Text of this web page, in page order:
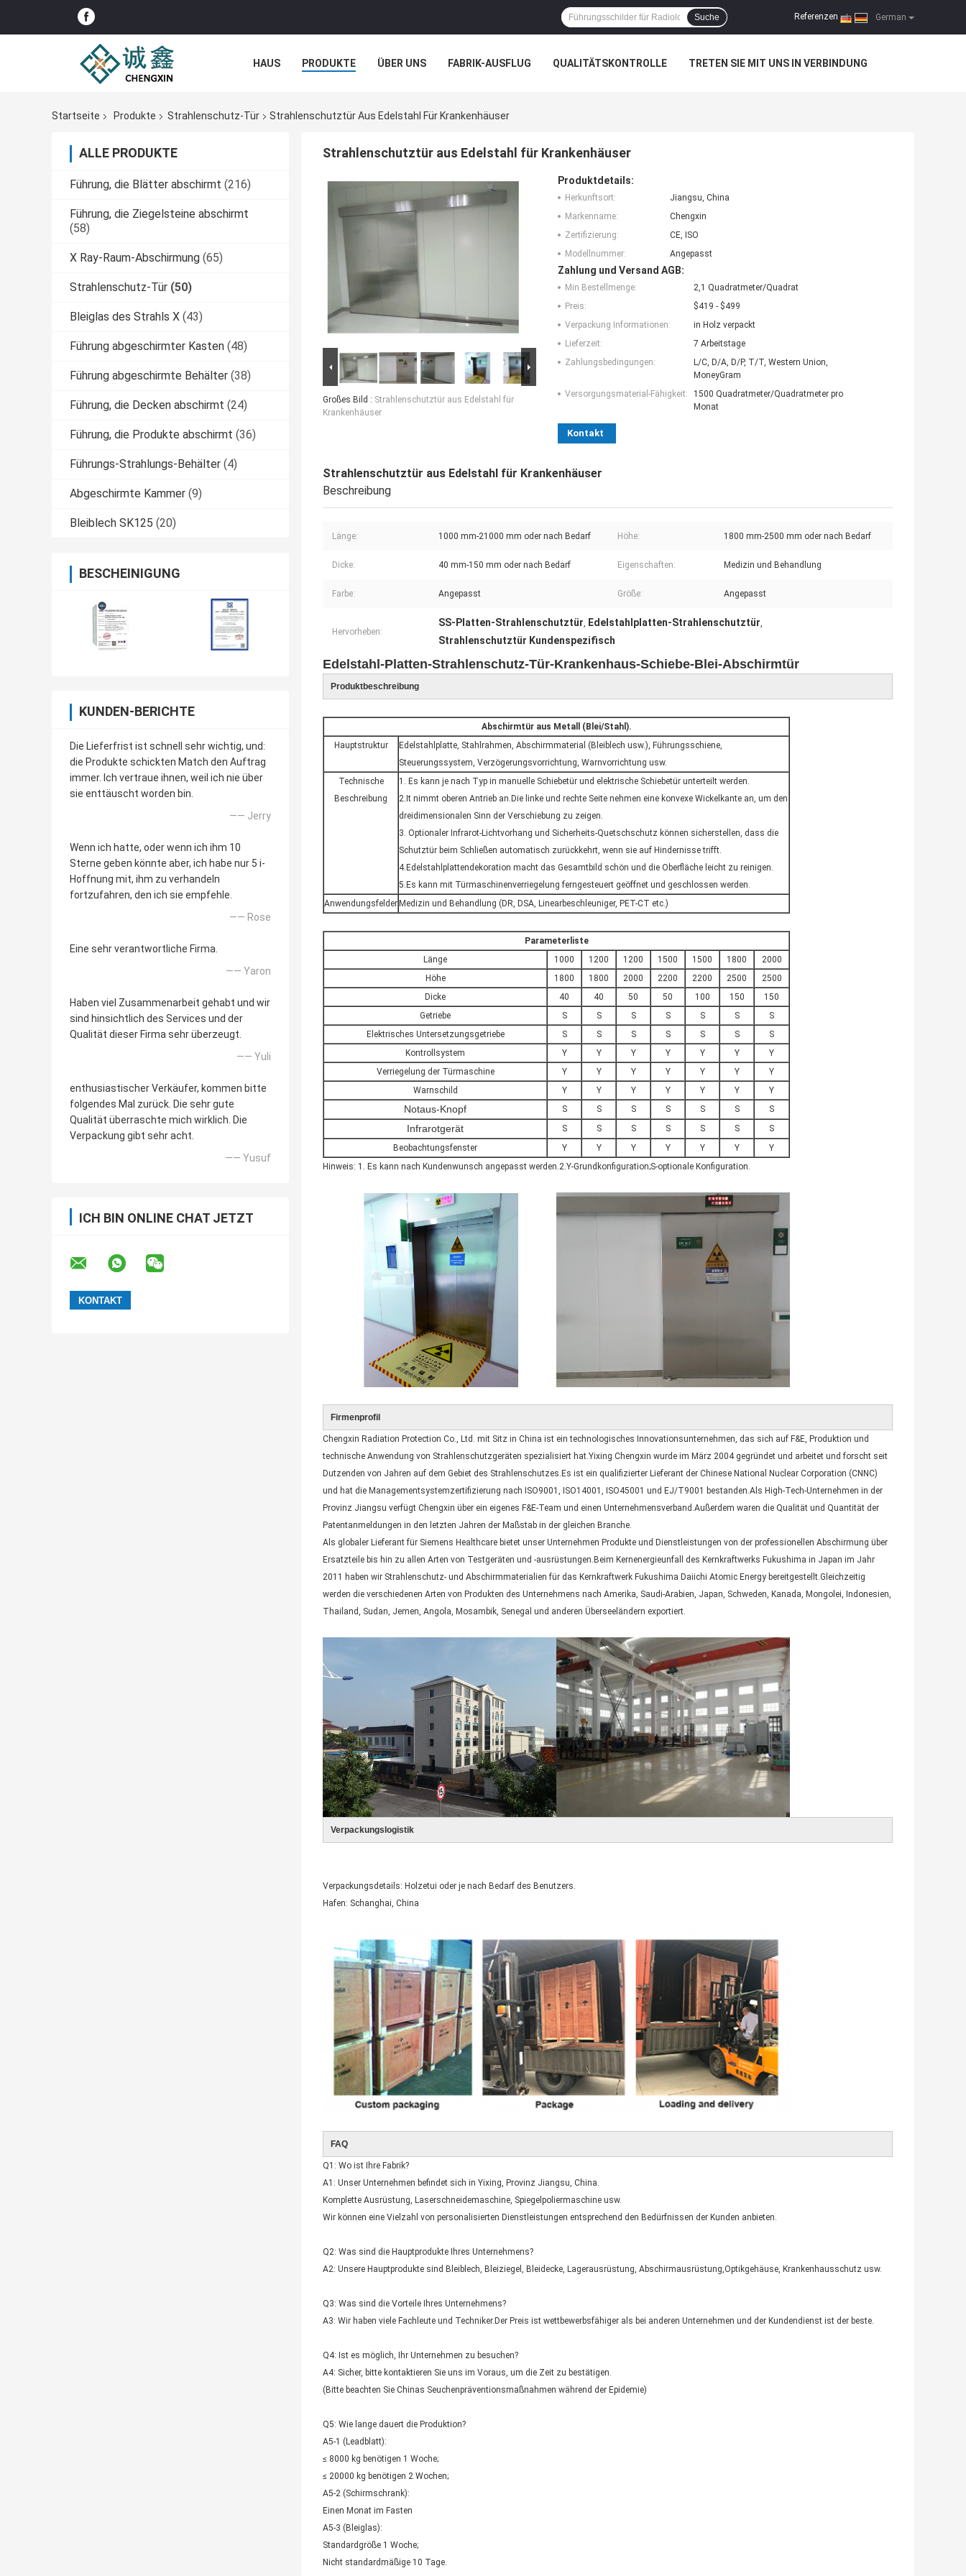
German
Referenzen |
Suche
HAUS PRODUKTE ÜBER UNS FABRIK-AUSFLUG QUALITÄTSKONTROLLE TRETEN SIE MIT UNS IN VERBINDUNG
Startseite
Produkte Strahlenschutz-Tür Strahlenschutztür Aus Edelstahl Für Krankenhäuser
ALLE PRODUKTE
Führung, die Blätter abschirmt (216)
Führung, die Ziegelsteine abschirmt
(58)
X Ray-Raum-Abschirmung (65)
Strahlenschutz-Tür (50)
Bleiglas des Strahls X (43)
Führung abgeschirmter Kasten (48)
Führung abgeschirmte Behälter (38)
Führung, die Decken abschirmt (24)
Führung, die Produkte abschirmt (36)
Führungs-Strahlungs-Behälter (4)
Abgeschirmte Kammer (9)
Bleiblech SK125 (20)
BESCHEINIGUNG
KUNDEN-BERICHTE
Die Lieferfrist ist schnell sehr wichtig, und:
die Produkte schickten Match den Auftrag
immer. Ich vertraue ihnen, weil ich nie über
sie enttäuscht worden bin.
—— Jerry
Wenn ich hatte, oder wenn ich ihm 10
Sterne geben könnte aber, ich habe nur 5 i-
Hoffnung mit, ihm zu verhandeln
fortzufahren, den ich sie empfehle.
—— Rose
Eine sehr verantwortliche Firma.
—— Yaron
Haben viel Zusammenarbeit gehabt und wir
sind hinsichtlich des Services und der
Qualität dieser Firma sehr überzeugt.
—— Yuli
enthusiastischer Verkäufer, kommen bitte
folgendes Mal zurück. Die sehr gute
Qualität überraschte mich wirklich. Die
Verpackung gibt sehr acht.
—— Yusuf
ICH BIN ONLINE CHAT JETZT
Strahlenschutztür aus Edelstahl für Krankenhäuser
Großes Bild : Strahlenschutztür aus Edelstahl für
Krankenhäuser
Produktdetails:
Herkunftsort:
Jiangsu, China
Markenname:
Chengxin
Zertifizierung:
CE, ISO
Modellnummer:
Angepasst
Zahlung und Versand AGB:
Min Bestellmenge:
2,1 Quadratmeter/Quadrat
Preis:
$419 - $499
Verpackung Informationen:
in Holz verpackt
Lieferzeit:
7 Arbeitstage
Zahlungsbedingungen:
L/C, D/A, D/P, T/T, Western Union,
MoneyGram
Versorgungsmaterial-Fähigkeit:
1500 Quadratmeter/Quadratmeter pro
Monat
Kontakt
Strahlenschutztür aus Edelstahl für Krankenhäuser
Beschreibung
Länge: 1000 mm-21000 mm oder nach Bedarf Höhe: 1800 mm-2500 mm oder nach Bedarf
Dicke: 40 mm-150 mm oder nach Bedarf Eigenschaften: Medizin und Behandlung
Farbe: Angepasst Größe: Angepasst
Hervorheben:
SS-Platten-Strahlenschutztür, Edelstahlplatten-Strahlenschutztür,
Strahlenschutztür Kundenspezifisch
Edelstahl-Platten-Strahlenschutz-Tür-Krankenhaus-Schiebe-Blei-Abschirmtür
Produktbeschreibung
Abschirmtür aus Metall (Blei/Stahl).
Hauptstruktur
Edelstahlplatte, Stahlrahmen, Abschirmmaterial (Bleiblech usw.), Führungsschiene,
Steuerungssystem, Verzögerungsvorrichtung, Warnvorrichtung usw.
Technische
Beschreibung
1. Es kann je nach Typ in manuelle Schiebetür und elektrische Schiebetür unterteilt werden.
2.It nimmt oberen Antrieb an.Die linke und rechte Seite nehmen eine konvexe Wickelkante an, um den
dreidimensionalen Sinn der Verschiebung zu zeigen.
3. Optionaler Infrarot-Lichtvorhang und Sicherheits-Quetschschutz können sicherstellen, dass die
Schutztür beim Schließen automatisch zurückkehrt, wenn sie auf Hindernisse trifft.
4.Edelstahlplattendekoration macht das Gesamtbild schön und die Oberfläche leicht zu reinigen.
5.Es kann mit Türmaschinenverriegelung ferngesteuert geöffnet und geschlossen werden.
Anwendungsfelder Medizin und Behandlung (DR, DSA, Linearbeschleuniger, PET-CT etc.)
Parameterliste
Länge
1000 1200 1200 1500 1500 1800
2000
Höhe
1800 1800 2000 2200 2200 2500
2500
Dicke
40 40 50 50 100 150
150
Getriebe
S S S S S S
S
Elektrisches Untersetzungsgetriebe
S S S S S S
S
Kontrollsystem
Y Y Y Y Y Y
Y
Verriegelung der Türmaschine
Y Y Y Y Y Y
Y
Warnschild
Y Y Y Y Y Y Y
Notaus-Knopf S S S S S S S
Infrarotgerät S S S S S S
S
Beobachtungsfenster
Y Y Y Y Y Y
Y
Hinweis: 1. Es kann nach Kundenwunsch angepasst werden.2.Y-Grundkonfiguration;S-optionale Konfiguration.
Firmenprofil
Chengxin Radiation Protection Co., Ltd. mit Sitz in China ist ein technologisches Innovationsunternehmen, das sich auf F&E, Produktion und
technische Anwendung von Strahlenschutzgeräten spezialisiert hat.Yixing Chengxin wurde im März 2004 gegründet und arbeitet und forscht seit
Dutzenden von Jahren auf dem Gebiet des Strahlenschutzes.Es ist ein qualifizierter Lieferant der Chinese National Nuclear Corporation (CNNC)
und hat die Managementsystemzertifizierung nach ISO9001, ISO14001, ISO45001 und EJ/T9001 bestanden.Als High-Tech-Unternehmen in der
Provinz Jiangsu verfügt Chengxin über ein eigenes F&E-Team und einen Unternehmensverband.Außerdem waren die Qualität und Quantität der
Patentanmeldungen in den letzten Jahren der Maßstab in der gleichen Branche.
Als globaler Lieferant für Siemens Healthcare bietet unser Unternehmen Produkte und Dienstleistungen von der professionellen Abschirmung über
Ersatzteile bis hin zu allen Arten von Testgeräten und -ausrüstungen.Beim Kernenergieunfall des Kernkraftwerks Fukushima in Japan im Jahr
2011 haben wir Strahlenschutz- und Abschirmmaterialien für das Kernkraftwerk Fukushima Daiichi Atomic Energy bereitgestellt.Gleichzeitig
werden die verschiedenen Arten von Produkten des Unternehmens nach Amerika, Saudi-Arabien, Japan, Schweden, Kanada, Mongolei, Indonesien,
Thailand, Sudan, Jemen, Angola, Mosambik, Senegal und anderen Überseeländern exportiert.
Verpackungslogistik
Verpackungsdetails: Holzetui oder je nach Bedarf des Benutzers.
Hafen: Schanghai, China
FAQ
Q1: Wo ist Ihre Fabrik?
A1: Unser Unternehmen befindet sich in Yixing, Provinz Jiangsu, China.
Komplette Ausrüstung, Laserschneidemaschine, Spiegelpoliermaschine usw.
Wir können eine Vielzahl von personalisierten Dienstleistungen entsprechend den Bedürfnissen der Kunden anbieten.
Q2: Was sind die Hauptprodukte Ihres Unternehmens?
A2: Unsere Hauptprodukte sind Bleiblech, Bleiziegel, Bleidecke, Lagerausrüstung, Abschirmausrüstung,Optikgehäuse, Krankenhausschutz usw.
Q3: Was sind die Vorteile Ihres Unternehmens?
A3: Wir haben viele Fachleute und Techniker.Der Preis ist wettbewerbsfähiger als bei anderen Unternehmen und der Kundendienst ist der beste.
Q4: Ist es möglich, Ihr Unternehmen zu besuchen?
A4: Sicher, bitte kontaktieren Sie uns im Voraus, um die Zeit zu bestätigen.
(Bitte beachten Sie Chinas Seuchenpräventionsmaßnahmen während der Epidemie)
Q5: Wie lange dauert die Produktion?
A5-1 (Leadblatt):
≤ 8000 kg benötigen 1 Woche;
≤ 20000 kg benötigen 2 Wochen;
A5-2 (Schirmschrank):
Einen Monat im Fasten
A5-3 (Bleiglas):
Standardgröße 1 Woche;
Nicht standardmäßige 10 Tage.